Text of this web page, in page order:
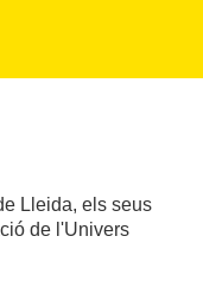
Lleida, els seus
de l'Univers